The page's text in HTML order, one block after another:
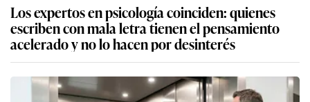
Los expertos en psicología coinciden: quienes
escriben con mala letra tienen el pensamiento
acelerado y no lo hacen por desinterés